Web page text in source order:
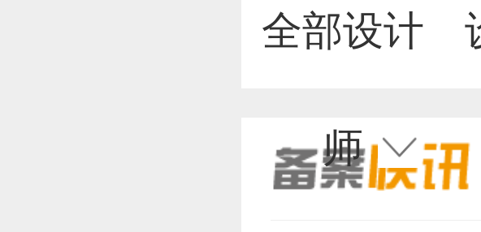
全部设计
师